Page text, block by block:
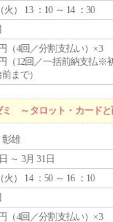
火 ） 13 ：10 ～ 14 ：30
（4回／分割支払い）×3
（12回／一括前納支払※
まで）
～タロット・カード
雄
～ 3月 31日
火 ） 14 ：50 ～ 16 ：10
（4回／分割支払い）×3